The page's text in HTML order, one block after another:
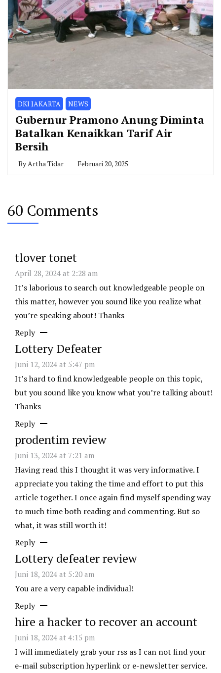
DKI JAKARTA NEWS
Gubernur Pramono Anung Diminta
Batalkan Kenaikkan Tarif Air
Bersih
ByArtha Tidar Februari 20, 2025
60 Comments
tlover tonet
April 28, 2024 at 2:28 am
It’s laborious to search out knowledgeable people on
this matter, however you sound like you realize what
you’re speaking about! Thanks
Reply
Lottery Defeater
Juni 12, 2024 at 5:47 pm
It’s hard to find knowledgeable people on this topic,
but you sound like you know what you’re talking about!
Thanks
Reply
prodentim review
Juni 13, 2024 at 7:21 am
Having read this I thought it was very informative. I
appreciate you taking the time and effort to put this
article together. I once again find myself spending way
to much time both reading and commenting. But so
what, it was still worth it!
Reply
Lottery defeater review
Juni 18, 2024 at 5:20 am
You are a very capable individual!
Reply
hire a hacker to recover an account
Juni 18, 2024 at 4:15 pm
I will immediately grab your rss as I can not find your
e-mail subscription hyperlink or e-newsletter service.